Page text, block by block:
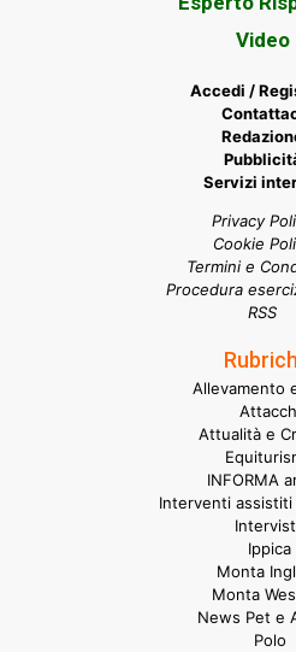
Video
Accedi /
Servizi
Privacy
Cookie
Termini e
Procedura
RSS
Allevamento
Attualità e
INFORMA
Interventi assistiti
Ippica
Monta
Monta
News Pet e
Polo